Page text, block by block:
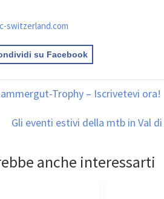
switzerland.com
su Facebook
Trophy – Iscrivetevi ora!
Gli eventi estivi della mtb in Val
anche interessarti